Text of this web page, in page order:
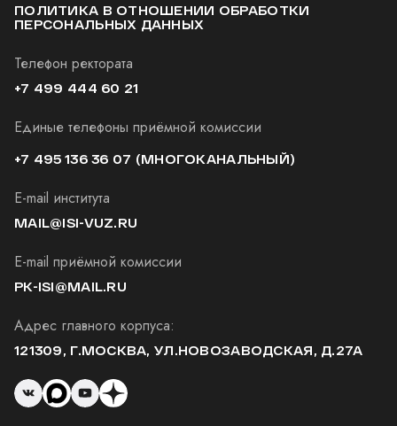
ПОЛИТИКА В ОТНОШЕНИИ ОБРАБОТКИ
ПЕРСОНАЛЬНЫХ ДАННЫХ
Телефон ректората
+7 499 444 60 21
Единые телефоны приёмной комиссии
+7 495 136 36 07 (МНОГОКАНАЛЬНЫЙ)
E-mail института
MAIL@ISI-VUZ.RU
E-mail приёмной комиссии
PK-ISI@MAIL.RU
Адрес главного корпуса:
121309, Г.МОСКВА, УЛ.НОВОЗАВОДСКАЯ, Д.27А